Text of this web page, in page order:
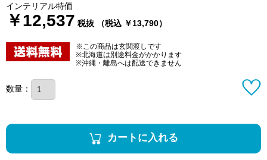
インテリアル特価
￥12,537 税抜 （税込 ￥13,790）
※この商品は玄関渡しです
※北海道は別途料金がかかります
※沖縄・離島へは配送できません
数量：
カートに入れる